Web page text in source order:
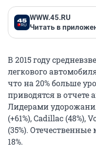
WWW.45.RU
Читать в
В 2015 году
легкового
что на 20% больше
приводятся в отчете
Лидерами
(+61%), Cadillac (48%),
(35%).
18%.